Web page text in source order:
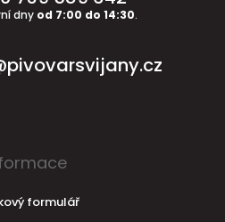
dny od 7:00 do 14:30.
formulář